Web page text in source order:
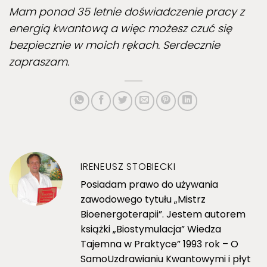
Mam ponad 35 letnie doświadczenie pracy z
energią kwantową a więc możesz czuć się
bezpiecznie w moich rękach. Serdecznie
zapraszam.
IRENEUSZ STOBIECKI
Posiadam prawo do używania
zawodowego tytułu „Mistrz
Bioenergoterapii”. Jestem autorem
książki „Biostymulacja” Wiedza
Tajemna w Praktyce” 1993 rok – O
SamoUzdrawianiu Kwantowymi i płyt